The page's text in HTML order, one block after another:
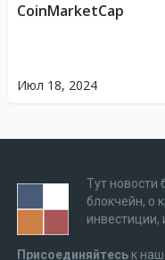
Июл 18, 2024
CoinMarketCap
Тут новости
блокчейн, о
инвестиции,
Присоединяйтесь к